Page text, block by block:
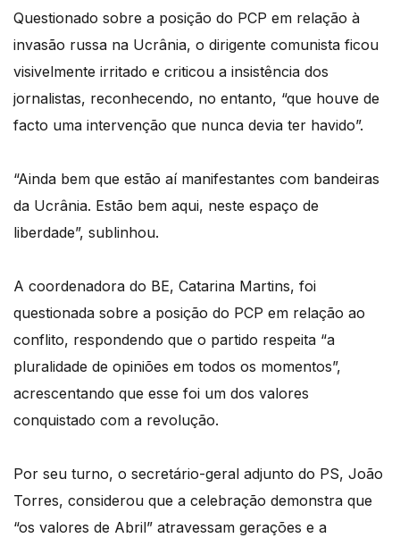
Questionado sobre a posição do PCP em relação à
invasão russa na Ucrânia, o dirigente comunista ficou
visivelmente irritado e criticou a insistência dos
jornalistas, reconhecendo, no entanto, “que houve de
facto uma intervenção que nunca devia ter havido”.
“Ainda bem que estão aí manifestantes com bandeiras
da Ucrânia. Estão bem aqui, neste espaço de
liberdade”, sublinhou.
A coordenadora do BE, Catarina Martins, foi
questionada sobre a posição do PCP em relação ao
conflito, respondendo que o partido respeita “a
pluralidade de opiniões em todos os momentos”,
acrescentando que esse foi um dos valores
conquistado com a revolução.
Por seu turno, o secretário-geral adjunto do PS, João
Torres, considerou que a celebração demonstra que
“os valores de Abril” atravessam gerações e a